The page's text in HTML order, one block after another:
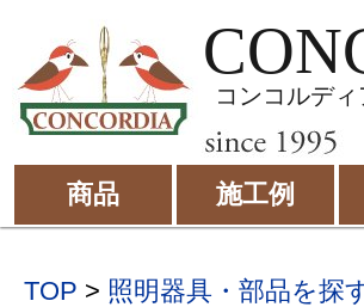
コンコルディ
商品 施工例
TOP > 照明器具・部品を探